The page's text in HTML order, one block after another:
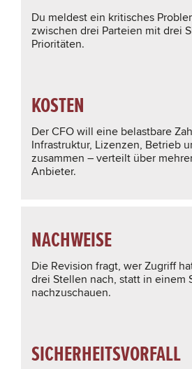
Du meldest ein kritisches
zwischen drei Parteien mit drei
Prioritäten.
KOSTEN
Der CFO will eine belastbare
Infrastruktur, Lizenzen, Betrieb
zusammen – verteilt über
Anbieter.
NACHWEISE
Die Revision fragt, wer Zugriff
drei Stellen nach, statt in einem
nachzuschauen.
SICHERHEITSVORFALL